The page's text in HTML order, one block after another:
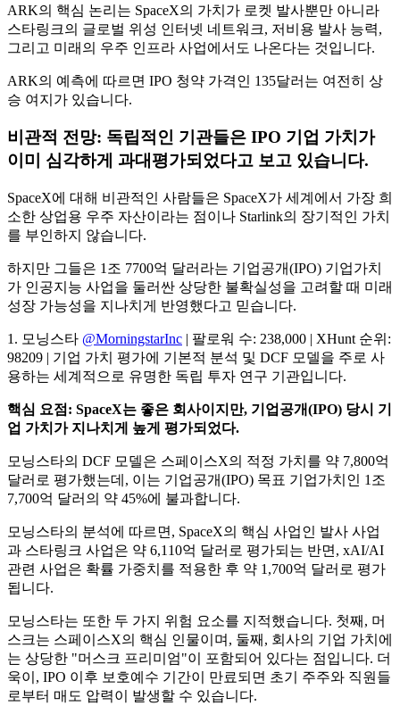
ARK의 핵심 논리는 SpaceX의 가치가 로켓 발사뿐만 아니라
스타링크의 글로벌 위성 인터넷 네트워크, 저비용 발사 능력,
그리고 미래의 우주 인프라 사업에서도 나온다는 것입니다.
ARK의 예측에 따르면 IPO 청약 가격인 135달러는 여전히 상
승 여지가 있습니다.
비관적 전망: 독립적인 기관들은 IPO 기업 가치가
이미 심각하게 과대평가되었다고 보고 있습니다.
SpaceX에 대해 비관적인 사람들은 SpaceX가 세계에서 가장 희
소한 상업용 우주 자산이라는 점이나 Starlink의 장기적인 가치
를 부인하지 않습니다.
하지만 그들은 1조 7700억 달러라는 기업공개(IPO) 기업가치
가 인공지능 사업을 둘러싼 상당한 불확실성을 고려할 때 미래
성장 가능성을 지나치게 반영했다고 믿습니다.
1. 모닝스타 @MorningstarInc | 팔로워 수: 238,000 | XHunt 순위:
98209 | 기업 가치 평가에 기본적 분석 및 DCF 모델을 주로 사
용하는 세계적으로 유명한 독립 투자 연구 기관입니다.
핵심 요점: SpaceX는 좋은 회사이지만, 기업공개(IPO) 당시 기
업 가치가 지나치게 높게 평가되었다.
모닝스타의 DCF 모델은 스페이스X의 적정 가치를 약 7,800억
달러로 평가했는데, 이는 기업공개(IPO) 목표 기업가치인 1조
7,700억 달러의 약 45%에 불과합니다.
모닝스타의 분석에 따르면, SpaceX의 핵심 사업인 발사 사업
과 스타링크 사업은 약 6,110억 달러로 평가되는 반면, xAI/AI
관련 사업은 확률 가중치를 적용한 후 약 1,700억 달러로 평가
됩니다.
모닝스타는 또한 두 가지 위험 요소를 지적했습니다. 첫째, 머
스크는 스페이스X의 핵심 인물이며, 둘째, 회사의 기업 가치에
는 상당한 "머스크 프리미엄"이 포함되어 있다는 점입니다. 더
욱이, IPO 이후 보호예수 기간이 만료되면 초기 주주와 직원들
로부터 매도 압력이 발생할 수 있습니다.